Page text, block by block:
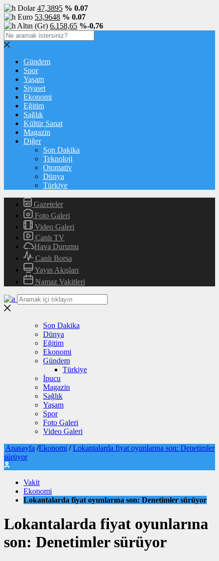
Dolar47,3895 % 0.07
Euro 53,9648 % 0.07
Altın (Gr) 6.158,65 %-0,76
Gündem
Spor
Yaşam
Siyaset
Ekonomi
Eğitim
Sağlık
Kültür Sanat
Magazin
Diğer
Son Dakika
Teknoloji
Otomativ
Dünya
Türkiye
Gazeteler
Foto Galeri
Video Galeri
Canlı TV
Hava Durumu
Canlı Borsa
Yayın Akışları
Namaz Vakitleri
Son Dakika
Dünya
Eğitim
Ekonomi
Gündem
Türkiye
İpucu
Magazin
Sağlık
Yaşam
Spor
Foto Galeri
Video Galeri
Anasayfa /Ekonomi / Lokantalarda fiyat oyunlarına son: Denetimler
sürüyor
Vakit
Ekonomi
Lokantalarda fiyat oyunlarına son: Denetimler sürüyor
Lokantalarda fiyat oyunlarına
son: Denetimler sürüyor